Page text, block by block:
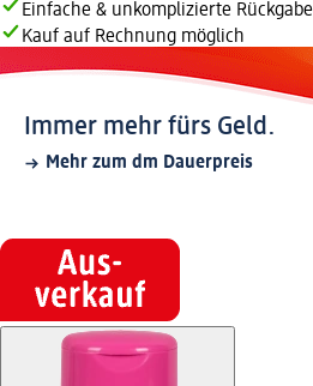
Einfache & unkomplizierte Rückgabe
Kauf auf Rechnung möglich
Immer mehr fürs Geld.
Mehr zum dm Dauerpreis